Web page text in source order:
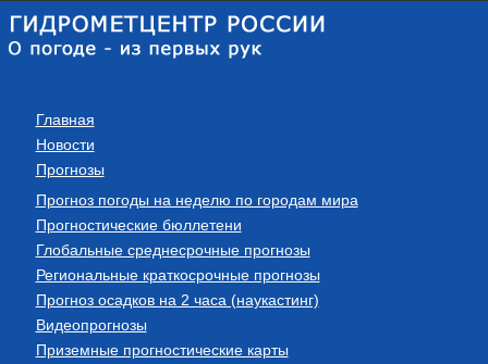
Главная
Новости
Прогнозы
Прогноз погоды на неделю по городам мира
Прогностические бюллетени
Глобальные среднесрочные прогнозы
Региональные краткосрочные прогнозы
Прогноз осадков на 2 часа (наукастинг)
Видеопрогнозы
Приземные прогностические карты